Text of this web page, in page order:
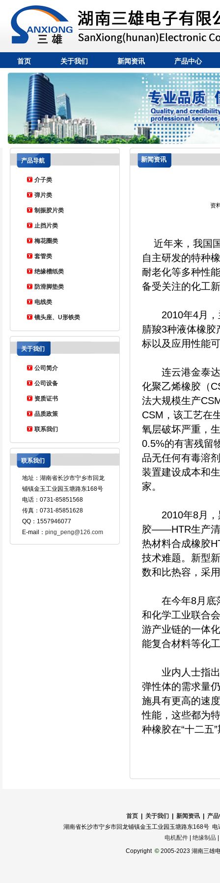
首页 关于我们 新闻资讯 产品中心
产品导航
介子类
弹片类
制振胶片类
止挡片类
梅花圈类
套管类
绝缘槽纸类
防滑脚垫类
电线类
镜头座、U形铁类
关于我们
公司简介
公司设备
资质证书
品质政策
联系我们
联系我们
地址：湖南省长沙市宁乡市回龙
铺镇金玉工业园玉塘路东168号
电话：0731-85851568
传真：0731-85851628
QQ：1557946077
E-mail： ping_peng@126.com
新闻资讯
资
近年来，我国
自主研发的特种
耐老化等多种性
备受关注的化工
2010年4月，
腈羧3种液体橡
标以及应用性能
连云港金泰达
化聚乙烯橡胶（
法大规模生产
CSM，该工艺在
氧层破坏严重，
0.5%的有害残留
品无任何有毒溶
装置建设成本和
家。
2010年8月，
胶——HTR生产清
热材料合成橡胶
技术难题。新型
数和比热容，采
在今年8月底落
和化学工业联合
游产业链的一体
能复合材料等化
业内人士指出
弹性体的需求量
施具有更高的速
性能，这些都为
种橡胶在“十二五
首页 | 关于我们 |新闻资讯 | 产
湖南省长沙市宁乡市回龙铺镇金玉工业园玉塘路东168号
电机配件 |绝缘制品
Copyright ©2005-2023 湖南三雄